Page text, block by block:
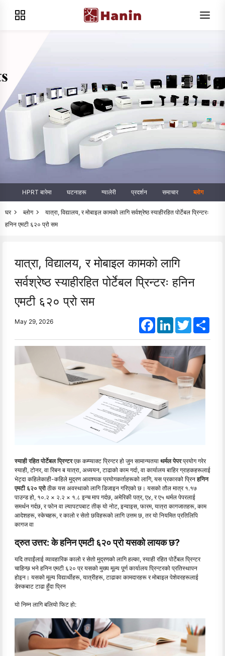
HPRT बारेमा घटनाहरू ग्यालेरी प्रदर्शन समाचार ब्लोग
घर ब्लोग
यात्रा, विद्यालय, र मोबाइल कामको लागि सर्वश्रेष्ठ स्याहीरहित पोर्टेबल प्रिन्टरः
हनिन एमटी ६२० प्रो सम
यात्रा, विद्यालय, र मोबाइल कामको लागि
सर्वश्रेष्ठ स्याहीरहित पोर्टेबल प्रिन्टरः हनिन
एमटी ६२० प्रो सम
May 29, 2026 FacebookLinkedInTwitter
स्याही रहित पोर्टेबल प्रिन्टरएक कम्प्याक्ट प्रिन्टर हो जुन सामान्यतया थर्मल पेपरप्रयोग गरेर
स्याही, टोनर, वा रिबन ब यात्रा, अध्ययन, टाढाको काम गर्दा, वा कार्यालय बाहिर ग्राहकहरूलाई
भेट्दा कहिलेकाही-कहिले मुद्रण आवश्यक प्रयोगकर्ताहरूको लागि, यस प्रकारको प्रिन हनिन
एमटी ६२० प्रोठीक यस अवस्थाको लागि डिजाइन गरिएको छ। यसको तौल मात्र १.१७
पाउन्ड हो, १०.२ × २.२ × १.८ इन्च माप गर्दछ, अमेरिकी पत्र, ए४, र ए५ थर्मल पेपरलाई
समर्थन गर्दछ, र फोन वा ल्यापटपबाट तीक् यो नोट, इन्वाइस, फारम, यात्रा कागजातहरू, काम
आदेशहरू, स्केचहरू, र कालो र सेतो छविहरूको लागि उत्तम छ, तर यो नियमित प्रतिलिपि
कागज वा
द्रुत उत्तर: के हनिन एमटी ६२० प्रो यसको लायक छ?
यदि तपाईंलाई व्यावहारिक कालो र सेतो मुद्रणको लागि हल्का, स्याही रहित पोर्टेबल प्रिन्टर
चाहिन्छ भने हनिन एमटी ६२० प्र यसको मुख्य मूल्य पूर्ण कार्यालय प्रिन्टरको प्रतिस्थापन
होइन। यसको मूल्य विद्यार्थीहरू, यात्रीहरू, टाढाका कामदारहरू र मोबाइल पेशेवरहरूलाई
डेस्कबाट टाढा हुँदा प्रिन
यो निम्न लागि बलियो फिट हो: